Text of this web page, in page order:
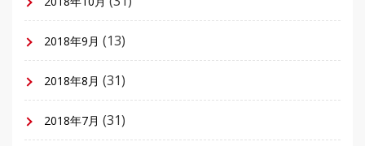
2018年9月 (13)
2018年8月 (31)
2018年7月 (31)